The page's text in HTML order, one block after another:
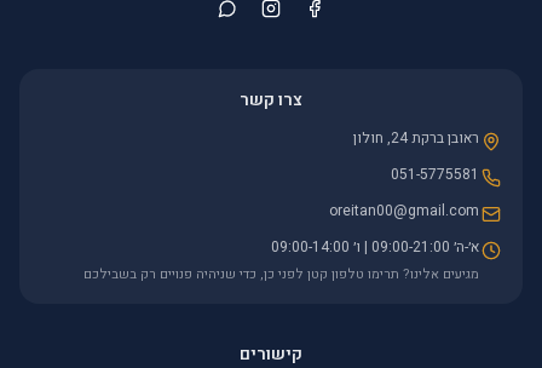
צרו קשר
ראובן ברקת 24, חולון
051-5775581
oreitan00@gmail.com
א׳-ה׳ 09:00-21:00 | ו׳ 09:00-14:00
מגיעים אלינו? תרימו טלפון קטן לפני כן, כדי שניהיה פנויים רק בשבילכם
קישורים